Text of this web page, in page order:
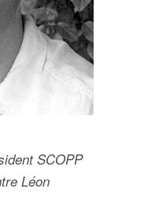
SCOPP
Léon